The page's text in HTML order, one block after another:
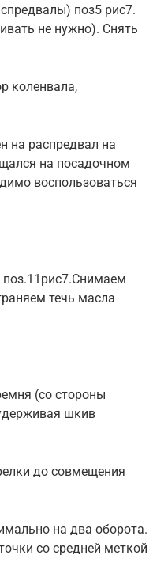
поз5 рис7.
не нужно). Снять
коленвала,
на распредвал на
на посадочном
воспользоваться
течь масла
(со стороны
шкив
до совмещения
на два оборота.
со средней меткой